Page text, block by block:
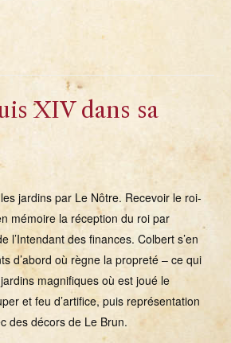
XIV dans sa
jardins par Le Nôtre. Recevoir le roi-
mémoire la réception du roi par
l’Intendant des finances. Colbert s’en
d’abord où règne la propreté – ce qui
magnifiques où est joué le
et feu d’artifice, puis représentation
des décors de Le Brun.